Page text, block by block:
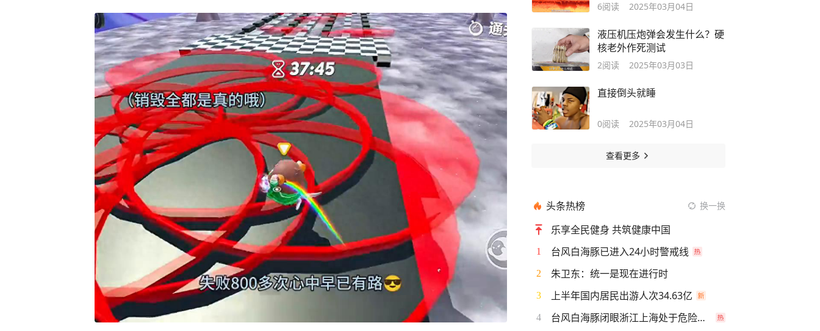
6阅读 2025年03月04日
液压机压炮弹会发生什么？硬
核老外作死测试
2阅读 2025年03月03日
直接倒头就睡
0阅读 2025年03月04日
查看更多
头条热榜 换一换
乐享全民健身 共筑健康中国
1 台风白海豚已进入24小时警戒线
2 朱卫东：统一是现在进行时
3 上半年国内居民出游人次34.63亿
4 台风白海豚闭眼浙江上海处于危险半圆